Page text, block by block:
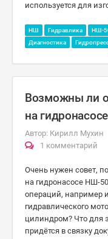
используется для
НШ Гидравлика НШ-
Диагностика
Возможны ли
на
Автор: Кирилл Мухин
1 комментарий
Очень нужен совет,
на гидронасосе НШ-
операций, например
гидравлического
цилиндром? Что для
придётся в связку